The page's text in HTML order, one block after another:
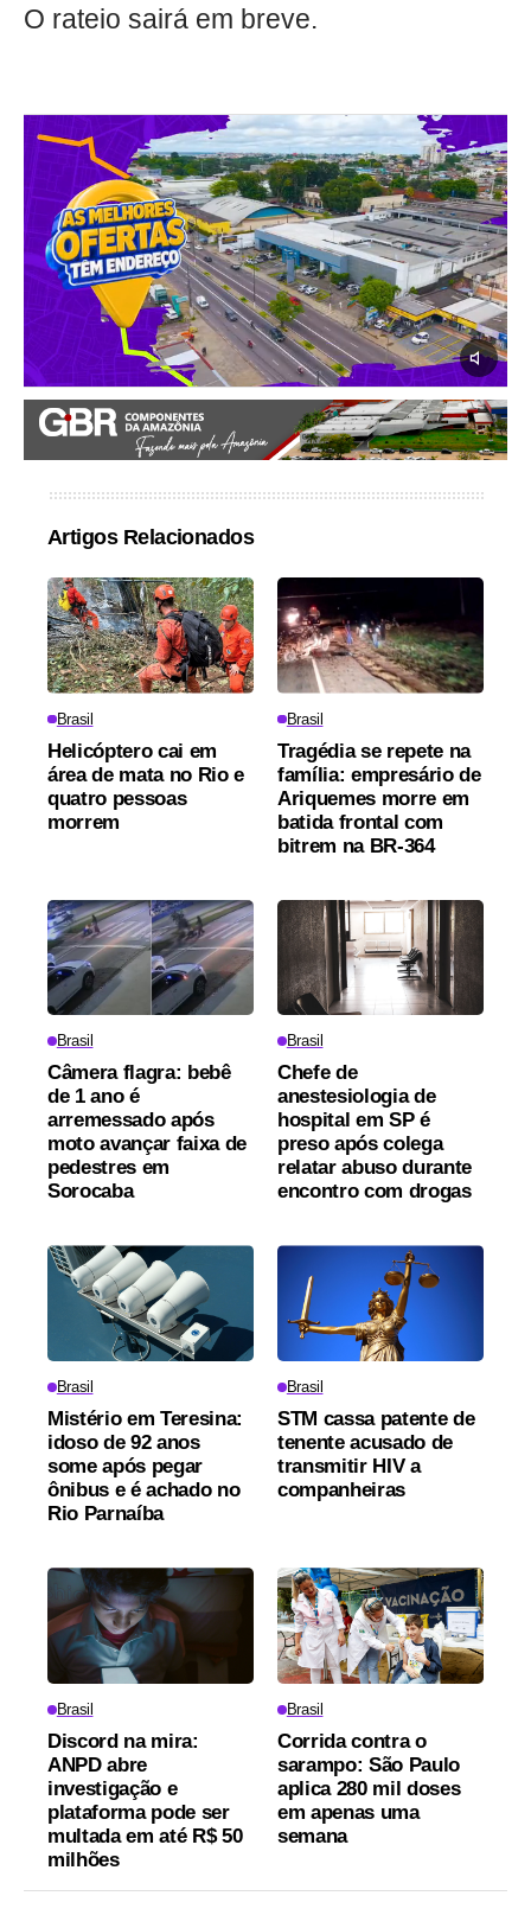
O rateio sairá em breve.
Artigos Relacionados
Brasil
Helicóptero cai em
área de mata no Rio e
quatro pessoas
morrem
Brasil
Tragédia se repete na
família: empresário de
Ariquemes morre em
batida frontal com
bitrem na BR-364
Brasil
Câmera flagra: bebê
de 1 ano é
arremessado após
moto avançar faixa de
pedestres em
Sorocaba
Brasil
Chefe de
anestesiologia de
hospital em SP é
preso após colega
relatar abuso durante
encontro com drogas
Brasil
Mistério em Teresina:
idoso de 92 anos
some após pegar
ônibus e é achado no
Rio Parnaíba
Brasil
STM cassa patente de
tenente acusado de
transmitir HIV a
companheiras
Brasil
Discord na mira:
ANPD abre
investigação e
plataforma pode ser
multada em até R$ 50
milhões
Brasil
Corrida contra o
sarampo: São Paulo
aplica 280 mil doses
em apenas uma
semana